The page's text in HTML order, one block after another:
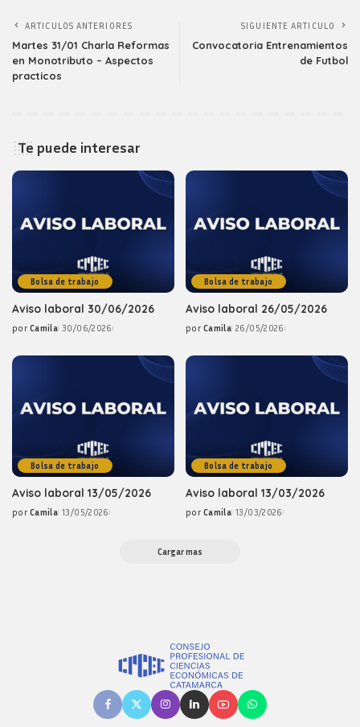
ARTICULOS ANTERIORES
Martes 31/01 Charla Reformas
en Monotributo – Aspectos
practicos
SIGUIENTE ARTICULO
Convocatoria Entrenamientos
de Futbol
Te puede interesar
Bolsa de trabajo
Aviso laboral 30/06/2026
Posted
por Camila 30/06/2026
Bolsa de trabajo
Aviso laboral 26/05/2026
Posted
por Camila 26/05/2026
Bolsa de trabajo
Aviso laboral 13/05/2026
Posted
por Camila 13/05/2026
Bolsa de trabajo
Aviso laboral 13/03/2026
Posted
por Camila 13/03/2026
Cargar mas